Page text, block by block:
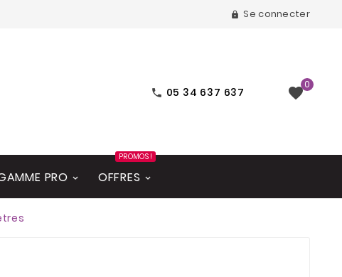
 Se connecter
 05 34 637 637 0
PRO OFFRES
PROMOS !